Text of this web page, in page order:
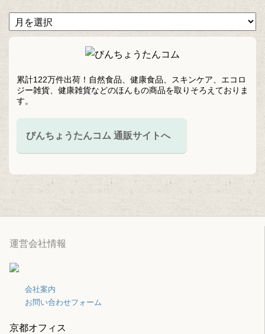
累計122万件出荷！自然食品、健康食品、スキンケア、エコロ
ジー雑貨、健康雑貨などのほんもの商品を取りそろえておりま
す。
びんちょうたんコム 通販サイトへ
運営会社情報
会社案内
お問い合わせフォーム
京都オフィス